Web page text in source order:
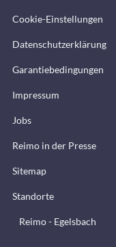
Cookie-Einstellungen
Datenschutzerklärung
Garantiebedingungen
Impressum
Jobs
Reimo in der Presse
Sitemap
Standorte
Reimo - Egelsbach